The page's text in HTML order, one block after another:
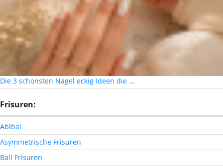
Die 3 schönsten Nägel eckig Ideen die …
Frisuren:
Abibal
Asymmetrische Frisuren
Ball Frisuren